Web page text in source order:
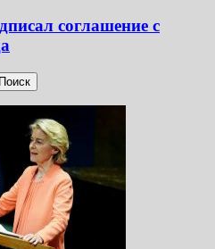
соглашение с